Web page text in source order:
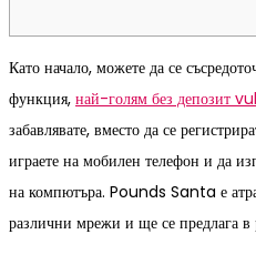
Като начало, можете да се
функция, най-голям без депозит
забавлявате, вместо да се
играете на мобилен телефон и да
на компютъра. Pounds Santa е
различни мрежи и ще се предлага в